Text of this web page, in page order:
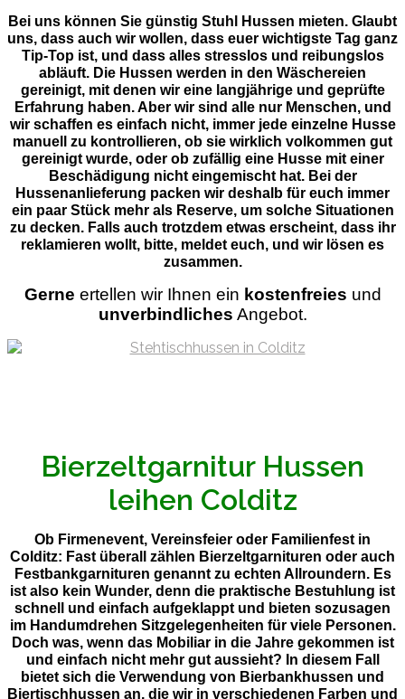
Bei uns können Sie günstig Stuhl Hussen mieten. Glaubt
uns, dass auch wir wollen, dass euer wichtigste Tag ganz
Tip-Top ist, und dass alles stresslos und reibungslos
abläuft. Die Hussen werden in den Wäschereien
gereinigt, mit denen wir eine langjährige und geprüfte
Erfahrung haben. Aber wir sind alle nur Menschen, und
wir schaffen es einfach nicht, immer jede einzelne Husse
manuell zu kontrollieren, ob sie wirklich volkommen gut
gereinigt wurde, oder ob zufällig eine Husse mit einer
Beschädigung nicht eingemischt hat. Bei der
Hussenanlieferung packen wir deshalb für euch immer
ein paar Stück mehr als Reserve, um solche Situationen
zu decken. Falls auch trotzdem etwas erscheint, dass ihr
reklamieren wollt, bitte, meldet euch, und wir lösen es
zusammen.
Gerne ertellen wir Ihnen ein kostenfreies und
unverbindliches Angebot.
Bierzeltgarnitur Hussen
leihen Colditz
Ob Firmenevent, Vereinsfeier oder Familienfest in
Colditz: Fast überall zählen Bierzeltgarnituren oder auch
Festbankgarnituren genannt zu echten Allroundern. Es
ist also kein Wunder, denn die praktische Bestuhlung ist
schnell und einfach aufgeklappt und bieten sozusagen
im Handumdrehen Sitzgelegenheiten für viele Personen.
Doch was, wenn das Mobiliar in die Jahre gekommen ist
und einfach nicht mehr gut aussieht? In diesem Fall
bietet sich die Verwendung von Bierbankhussen und
Biertischhussen an, die wir in verschiedenen Farben und